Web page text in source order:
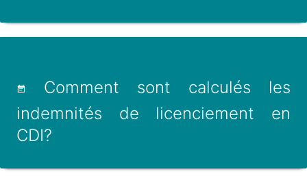
Comment sont calculés les
indemnités de licenciement en
CDI?